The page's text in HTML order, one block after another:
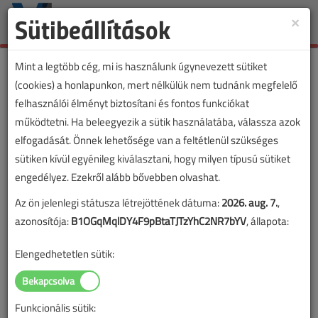
Toggle
×
Sütibeállítások
Mint a legtöbb cég, mi is használunk úgynevezett sütiket
(cookies) a honlapunkon, mert nélkülük nem tudnánk megfelelő
felhasználói élményt biztosítani és fontos funkciókat
működtetni. Ha beleegyezik a sütik használatába, válassza azok
elfogadását. Önnek lehetősége van a feltétlenül szükséges
sütiken kívül egyénileg kiválasztani, hogy milyen típusú sütiket
engedélyez. Ezekről alább bővebben olvashat.
Az ön jelenlegi státusza létrejöttének dátuma:2026. aug. 7.,
azonosítója:B1OGqMqlDY4F9pBtaTJTzYhC2NR7bYV, állapota:
Elengedhetetlen sütik:
Funkcionális sütik: